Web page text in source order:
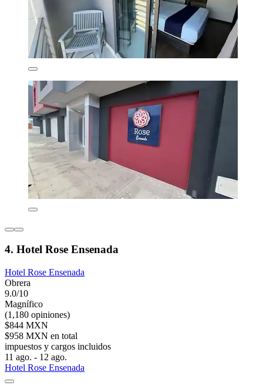
4. Hotel Rose Ensenada
Hotel Rose Ensenada
Obrera
9.0/10
Magnífico
(1,180 opiniones)
$844 MXN
$958 MXN en total
impuestos y cargos incluidos
11 ago. - 12 ago.
Hotel Rose Ensenada